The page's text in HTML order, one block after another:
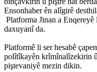
Ensonhaber ên alîgirê
Platforma Jinan a
daxuyanî da.
Platformê li ser hesabê
polîtîkayên krîmînalîzekirin
piştevaniyê mezin dikin.